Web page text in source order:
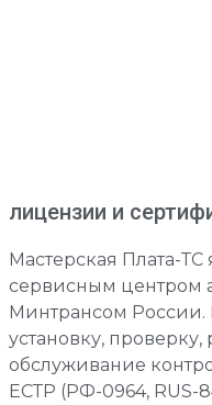
лицензии и
Мастерская Плата-
сервисным центром
Минтрансом
установку,
обслуживание
ЕСТР (РФ-0964, RUS-